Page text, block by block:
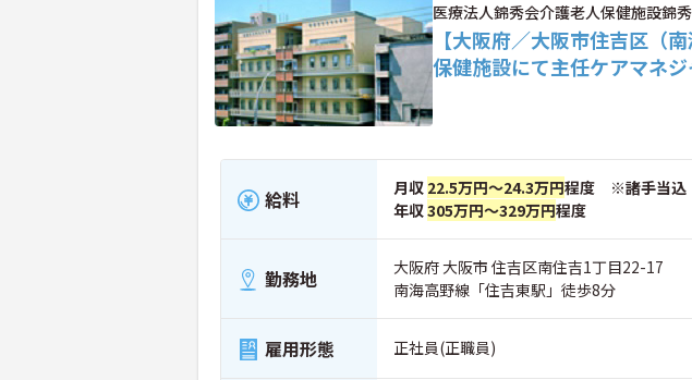
医療法人錦秀会介護老人保健施設錦
【大阪府／大阪市住吉区（
保健施設にて主任ケアマネ
給料 月収 22.5万円～24.3万円程度 ※諸手当込
年収305万円～329万円程度
勤務地
大阪府 大阪市 住吉区南住吉1丁目22-17
南海高野線「住吉東駅」徒歩8分
雇用形態 正社員(正職員)